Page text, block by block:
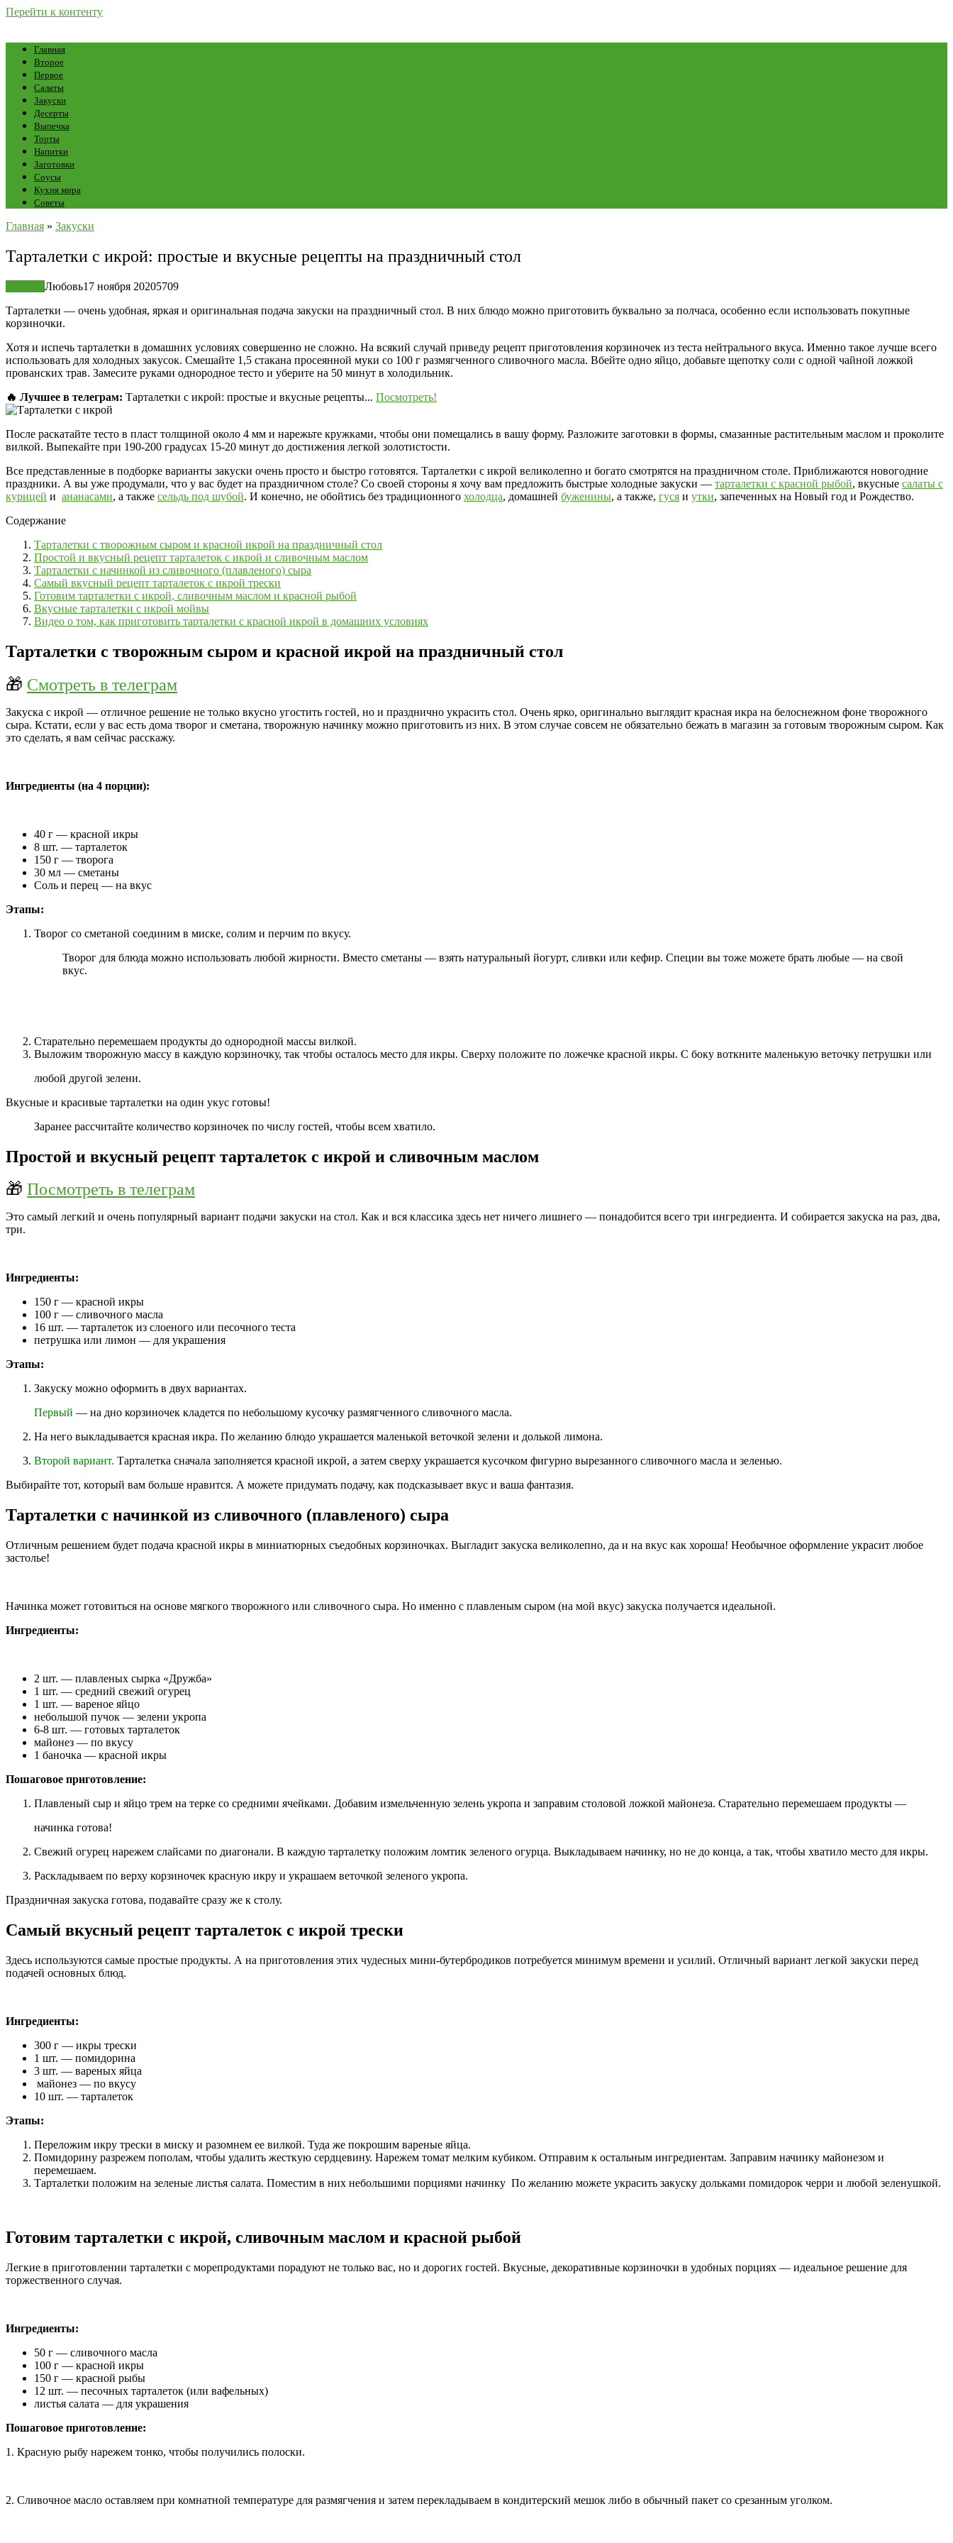
Перейти к контенту
Главная
Второе
Первое
Салаты
Закуски
Десерты
Выпечка
Торты
Напитки
Заготовки
Соусы
Кухня мира
Советы
Главная » Закуски
Тарталетки с икрой: простые и вкусные рецепты на праздничный стол
Любовь17 ноября 20205709
Тарталетки — очень удобная, яркая и оригинальная подача закуски на праздничный стол. В них блюдо можно приготовить буквально за полчаса, особенно если использовать покупные
корзиночки.
Хотя и испечь тарталетки в домашних условиях совершенно не сложно. На всякий случай приведу рецепт приготовления корзиночек из теста нейтрального вкуса. Именно такое лучше всего
использовать для холодных закусок. Смешайте 1,5 стакана просеянной муки со 100 г размягченного сливочного масла. Вбейте одно яйцо, добавьте щепотку соли с одной чайной ложкой
прованских трав. Замесите руками однородное тесто и уберите на 50 минут в холодильник.
🔥 Лучшее в телеграм: Тарталетки с икрой: простые и вкусные рецепты... Посмотреть!
После раскатайте тесто в пласт толщиной около 4 мм и нарежьте кружками, чтобы они помещались в вашу форму. Разложите заготовки в формы, смазанные растительным маслом и проколите
вилкой. Выпекайте при 190-200 градусах 15-20 минут до достижения легкой золотистости.
Все представленные в подборке варианты закуски очень просто и быстро готовятся. Тарталетки с икрой великолепно и богато смотрятся на праздничном столе. Приближаются новогодние
праздники. А вы уже продумали, что у вас будет на праздничном столе? Со своей стороны я хочу вам предложить быстрые холодные закуски — тарталетки с красной рыбой, вкусные салаты с
курицей и ананасами, а также сельдь под шубой. И конечно, не обойтись без традиционного холодца, домашней буженины, а также, гуся и утки, запеченных на Новый год и Рождество.
Содержание
Тарталетки с творожным сыром и красной икрой на праздничный стол
Простой и вкусный рецепт тарталеток с икрой и сливочным маслом
Тарталетки с начинкой из сливочного (плавленого) сыра
Самый вкусный рецепт тарталеток с икрой трески
Готовим тарталетки с икрой, сливочным маслом и красной рыбой
Вкусные тарталетки с икрой мойвы
Видео о том, как приготовить тарталетки с красной икрой в домашних условиях
Тарталетки с творожным сыром и красной икрой на праздничный стол
🎁 Смотреть в телеграм
Закуска с икрой — отличное решение не только вкусно угостить гостей, но и празднично украсить стол. Очень ярко, оригинально выглядит красная икра на белоснежном фоне творожного
сыра. Кстати, если у вас есть дома творог и сметана, творожную начинку можно приготовить из них. В этом случае совсем не обязательно бежать в магазин за готовым творожным сыром. Как
это сделать, я вам сейчас расскажу.
Ингредиенты (на 4 порции):
40 г — красной икры
8 шт. — тарталеток
150 г — творога
30 мл — сметаны
Соль и перец — на вкус
Этапы:
Творог со сметаной соединим в миске, солим и перчим по вкусу.
Творог для блюда можно использовать любой жирности. Вместо сметаны — взять натуральный йогурт, сливки или кефир. Специи вы тоже можете брать любые — на свой
вкус.
Старательно перемешаем продукты до однородной массы вилкой.
Выложим творожную массу в каждую корзиночку, так чтобы осталось место для икры. Сверху положите по ложечке красной икры. С боку воткните маленькую веточку петрушки или
любой другой зелени.
Вкусные и красивые тарталетки на один укус готовы!
Заранее рассчитайте количество корзиночек по числу гостей, чтобы всем хватило.
Простой и вкусный рецепт тарталеток с икрой и сливочным маслом
🎁 Посмотреть в телеграм
Это самый легкий и очень популярный вариант подачи закуски на стол. Как и вся классика здесь нет ничего лишнего — понадобится всего три ингредиента. И собирается закуска на раз, два,
три.
Ингредиенты:
150 г — красной икры
100 г — сливочного масла
16 шт. — тарталеток из слоеного или песочного теста
петрушка или лимон — для украшения
Этапы:
Закуску можно оформить в двух вариантах.
Первый — на дно корзиночек кладется по небольшому кусочку размягченного сливочного масла.
На него выкладывается красная икра. По желанию блюдо украшается маленькой веточкой зелени и долькой лимона.
Второй вариант. Тарталетка сначала заполняется красной икрой, а затем сверху украшается кусочком фигурно вырезанного сливочного масла и зеленью.
Выбирайте тот, который вам больше нравится. А можете придумать подачу, как подсказывает вкус и ваша фантазия.
Тарталетки с начинкой из сливочного (плавленого) сыра
Отличным решением будет подача красной икры в миниатюрных съедобных корзиночках. Выгладит закуска великолепно, да и на вкус как хороша! Необычное оформление украсит любое
застолье!
Начинка может готовиться на основе мягкого творожного или сливочного сыра. Но именно с плавленым сыром (на мой вкус) закуска получается идеальной.
Ингредиенты:
2 шт. — плавленых сырка «Дружба»
1 шт. — средний свежий огурец
1 шт. — вареное яйцо
небольшой пучок — зелени укропа
6-8 шт. — готовых тарталеток
майонез — по вкусу
1 баночка — красной икры
Пошаговое приготовление:
Плавленый сыр и яйцо трем на терке со средними ячейками. Добавим измельченную зелень укропа и заправим столовой ложкой майонеза. Старательно перемешаем продукты —
начинка готова!
Свежий огурец нарежем слайсами по диагонали. В каждую тарталетку положим ломтик зеленого огурца. Выкладываем начинку, но не до конца, а так, чтобы хватило место для икры.
Раскладываем по верху корзиночек красную икру и украшаем веточкой зеленого укропа.
Праздничная закуска готова, подавайте сразу же к столу.
Самый вкусный рецепт тарталеток с икрой трески
Здесь используются самые простые продукты. А на приготовления этих чудесных мини-бутербродиков потребуется минимум времени и усилий. Отличный вариант легкой закуски перед
подачей основных блюд.
Ингредиенты:
300 г — икры трески
1 шт. — помидорина
3 шт. — вареных яйца
майонез — по вкусу
10 шт. — тарталеток
Этапы:
Переложим икру трески в миску и разомнем ее вилкой. Туда же покрошим вареные яйца.
Помидорину разрежем пополам, чтобы удалить жесткую сердцевину. Нарежем томат мелким кубиком. Отправим к остальным ингредиентам. Заправим начинку майонезом и
перемешаем.
Тарталетки положим на зеленые листья салата. Поместим в них небольшими порциями начинку По желанию можете украсить закуску дольками помидорок черри и любой зеленушкой.
Готовим тарталетки с икрой, сливочным маслом и красной рыбой
Легкие в приготовлении тарталетки с морепродуктами порадуют не только вас, но и дорогих гостей. Вкусные, декоративные корзиночки в удобных порциях — идеальное решение для
торжественного случая.
Ингредиенты:
50 г — сливочного масла
100 г — красной икры
150 г — красной рыбы
12 шт. — песочных тарталеток (или вафельных)
листья салата — для украшения
Пошаговое приготовление:
1. Красную рыбу нарежем тонко, чтобы получились полоски.
2. Сливочное масло оставляем при комнатной температуре для размягчения и затем перекладываем в кондитерский мешок либо в обычный пакет со срезанным уголком.